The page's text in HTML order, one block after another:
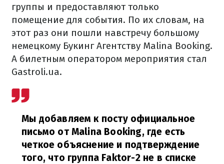
группы и предоставляют только
помещение для события. По их словам, на
этот раз они пошли навстречу большому
немецкому Букинг Агентству Malina Booking.
А билетным оператором мероприятия стал
Gastroli.ua.
Мы добавляем к посту официальное
письмо от Malina Booking, где есть
четкое объяснение и подтверждение
того, что группа Faktor-2 не в списке